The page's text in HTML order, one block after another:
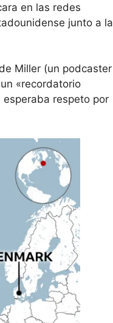
en las redes
junto a la
de Miller (un podcaster
«recordatorio
respeto por